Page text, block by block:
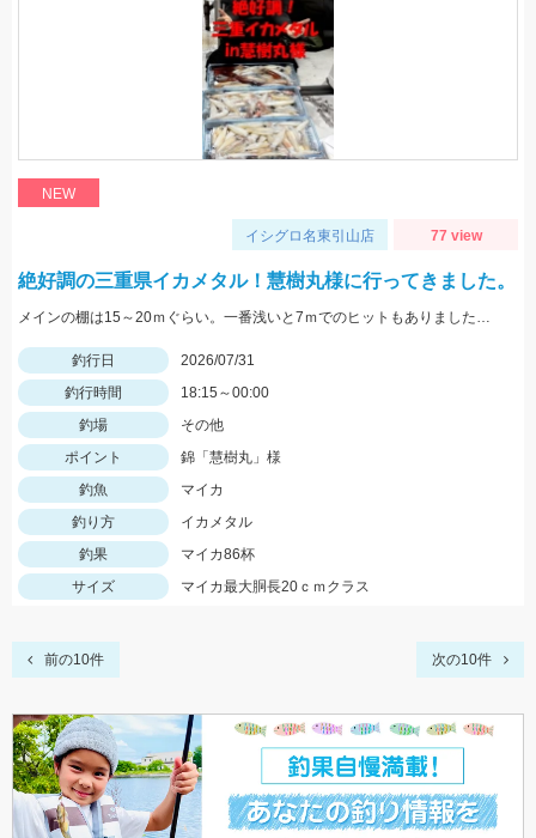
NEW
イシグロ名東引山店 77 view
絶好調の三重県イカメタル！慧樹丸様に行ってきました。
メインの棚は15～20ｍぐらい。一番浅いと7ｍでのヒットもありました。色々なカラーで釣れましたが、ケイムラ系が強かったです。サイズは小型中心の為、アタリが小さいので違和感→即フッキングですよ♪
釣行日
2026/07/31
釣行時間
18:15～00:00
釣場
その他
ポイント
錦「慧樹丸」様
釣魚
マイカ
釣り方
イカメタル
釣果
マイカ86杯
サイズ
マイカ最大胴長20ｃｍクラス
前の10件 次の10件